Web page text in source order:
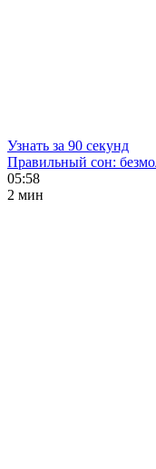
Узнать за 90 секунд
Правильный сон:
05:58
2 мин